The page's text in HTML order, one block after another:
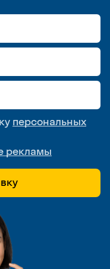
персональных
рекламы